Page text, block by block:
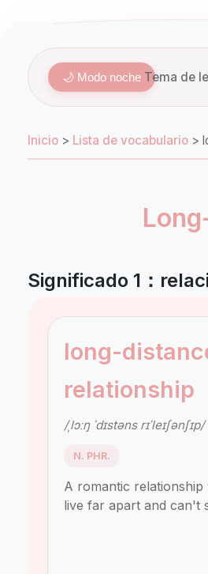
🌙 Modo noche Tema de
Inicio > Lista de vocabulario >
Significado 1：
long-
relationship
/ˌlɔːŋ ˈdɪstəns rɪˈleɪʃənʃɪp/
N. PHR.
A romantic
live far apart and can't